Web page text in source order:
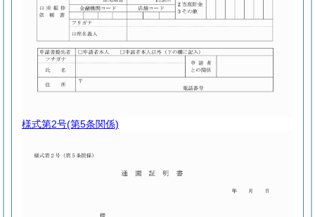
様式第2号(第5条関係)